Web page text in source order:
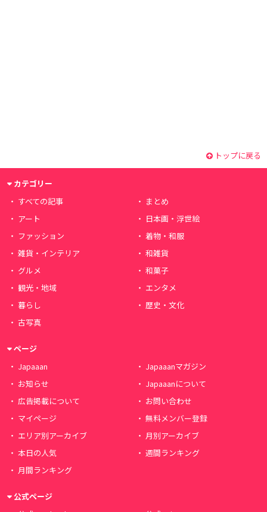
トップに戻る
カテゴリー
すべての記事
まとめ
アート
日本画・浮世絵
ファッション
着物・和服
雑貨・インテリア
和雑貨
グルメ
和菓子
観光・地域
エンタメ
暮らし
歴史・文化
古写真
ページ
Japaaan
Japaaanマガジン
お知らせ
Japaaanについて
広告掲載について
お問い合わせ
マイページ
無料メンバー登録
エリア別アーカイブ
月別アーカイブ
本日の人気
週間ランキング
月間ランキング
公式ページ